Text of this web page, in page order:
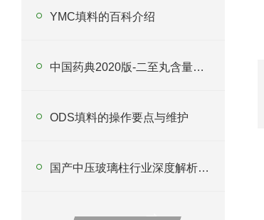
YMC填料的百科介绍
中国药典2020版-二至丸含量测定
ODS填料的操作要点与维护
国产中压玻璃柱行业深度解析与采购指南